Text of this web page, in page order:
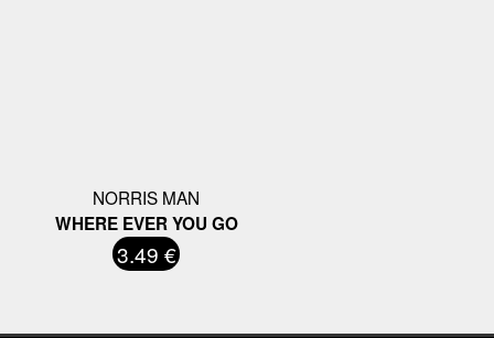
NORRIS MAN
WHERE EVER YOU GO
3.49 €